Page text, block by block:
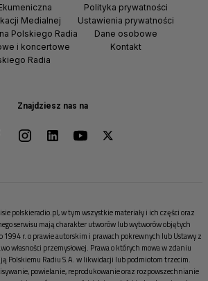
Znajdziesz nas na
Medialnej
Polskiego Radia
i koncertowe
Radia
Polityka prywatności
Ustawienia prywatności
Dane osobowe
Kontakt
polskieradio.pl, w tym wszystkie materiały i ich części oraz
serwisu mają charakter utworów lub wytworów objętych
1994 r. o prawie autorskim i prawach pokrewnych lub Ustawy z
własności przemysłowej. Prawa o których mowa w zdaniu
Polskiemu Radiu S.A. w likwidacji lub podmiotom trzecim.
powielanie, reprodukowanie oraz rozpowszechnianie